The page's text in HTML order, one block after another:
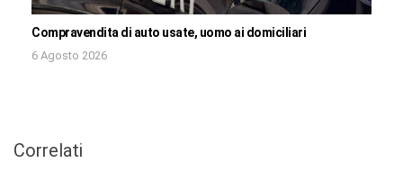
Compravendita di auto usate, uomo ai domiciliari
6 Agosto 2026
Correlati